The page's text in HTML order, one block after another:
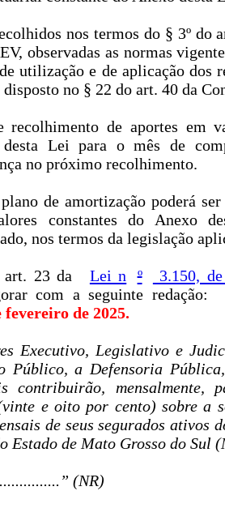
nos termos do § 3º do
observadas as normas
utilização e de aplicação dos
no § 22 do art. 40 da
recolhimento de aportes em
Lei para o mês de
no próximo recolhimento.
de amortização poderá
constantes do Anexo
nos termos da legislação
23 da Lei n º
3.150,
com a seguinte redação:
fevereiro de 2025.
Executivo, Legislativo e
Público, a Defensoria
contribuirão, mensalmente,
e oito por cento) sobre a
de seus segurados ativos
Estado de Mato Grosso do Sul
(NR)